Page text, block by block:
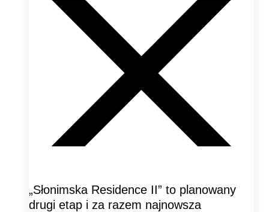
„Słonimska Residence II” to planowany
drugi etap i za razem najnowsza